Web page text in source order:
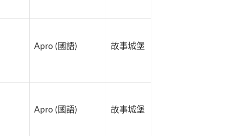
Apro (國語) 故事城堡
Apro (國語) 故事城堡